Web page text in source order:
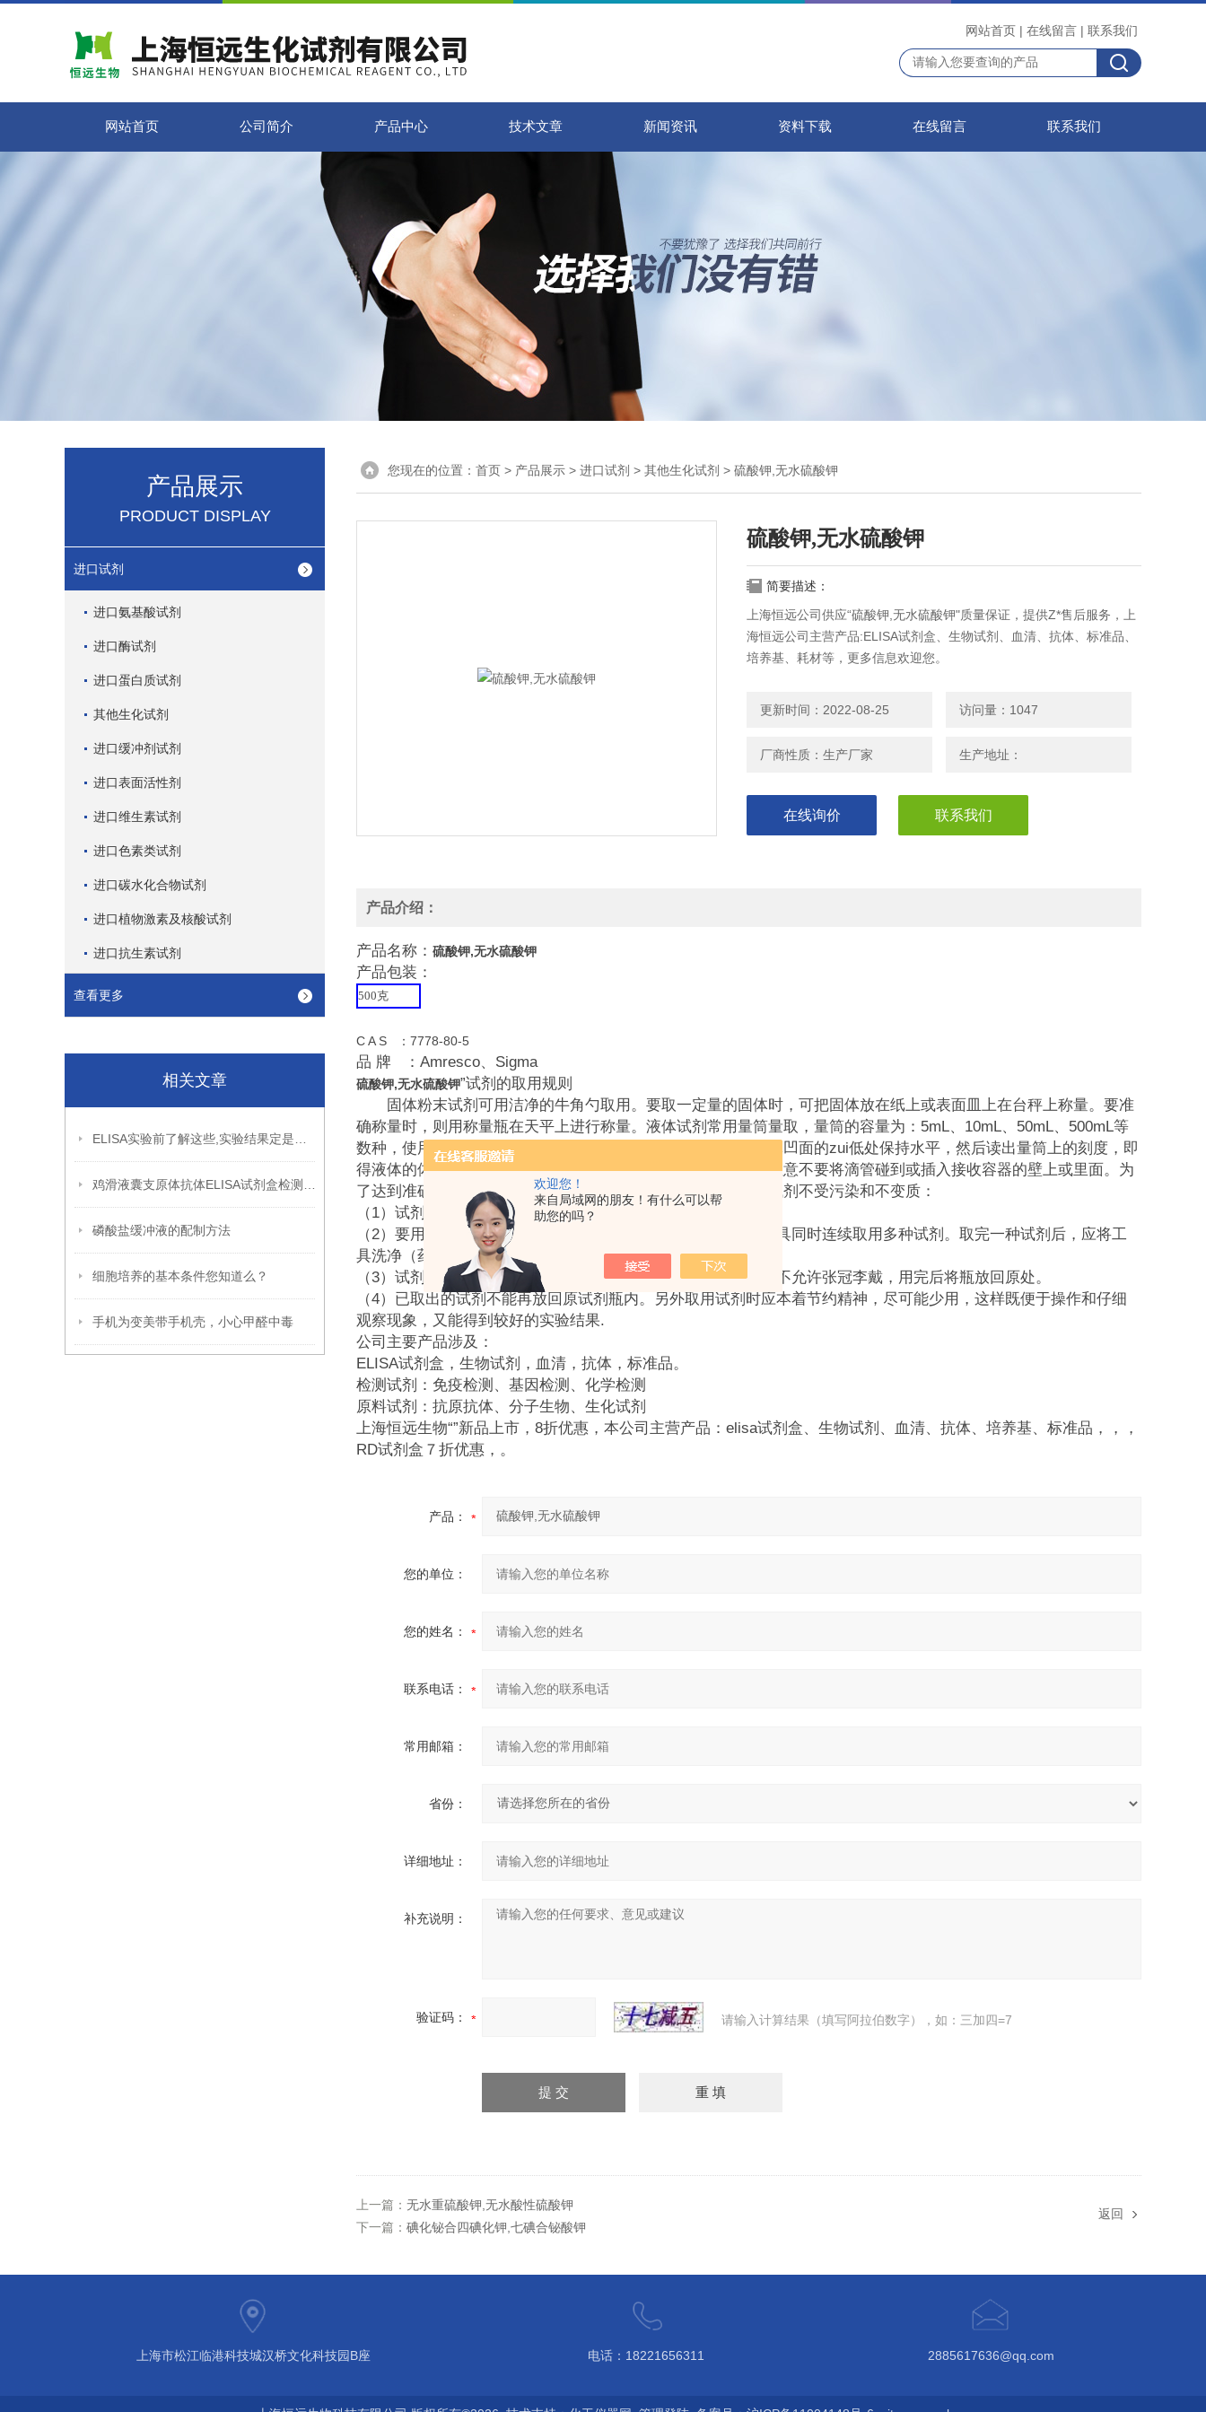
欢迎您！
来自局域网的朋友！有什么可以帮
助您的吗？
网站首页 | 在线留言 | 联系我们
网站首页 公司简介 产品中心 技术文章 新闻资讯 资料下载 在线留言 联系我们
产品展示
PRODUCT DISPLAY
进口试剂
进口氨基酸试剂
进口酶试剂
进口蛋白质试剂
其他生化试剂
进口缓冲剂试剂
进口表面活性剂
进口维生素试剂
进口色素类试剂
进口碳水化合物试剂
进口植物激素及核酸试剂
进口抗生素试剂
查看更多
相关文章
磷酸盐缓冲液的配制方法
细胞培养的基本条件您知道么？
手机为变美带手机壳，小心甲醛中毒
您现在的位置： 首页 > 产品展示 > 进口试剂 > 其他生化试剂 > 硫酸钾,无水硫酸钾
硫酸钾,无水硫酸钾
简要描述：
上海恒远公司供应“硫酸钾,无水硫酸钾"质量保证，提供Z*售后服务，上
海恒远公司主营产品:ELISA试剂盒、生物试剂、血清、抗体、标准品、
培养基、耗材等，更多信息欢迎您。
更新时间：2022-08-25 访问量：1047
厂商性质：生产厂家 生产地址：
在线询价 联系我们
产品介绍：
产品名称： 硫酸钾,无水硫酸钾
产品包装：
500克
C A S ：7778-80-5
品 牌 ：Amresco、Sigma
硫酸钾,无水硫酸钾”试剂的取用规则
固体粉末试剂可用洁净的牛角勺取用。要取一定量的固体时，可把固体放在纸上或表面皿上在台秤上称量。要准
确称量时，则用称量瓶在天平上进行称量。液体试剂常用量筒量取，量筒的容量为：5mL、10mL、50mL、500mL等
数种，使用时要把量取的液体注入量筒中，使视线与量筒内液体凹面的zui低处保持水平，然后读出量筒上的刻度，即
得液体的体积。如需少量液体试剂则可用滴管取用，取用时应注意不要将滴管碰到或插入接收容器的壁上或里面。为
了达到准确的实验结果，取用试剂时应遵守以下规则，以保证试剂不受污染和不变质：
（1）试剂不能与手接触。
（2）要用洁净的药勺，量筒或滴管取用试剂，不准用同一种工具同时连续取用多种试剂。取完一种试剂后，应将工
具洗净（药勺要擦干）后，方可取用另一种试剂。
（3）试剂取用后一定要将瓶塞盖紧，不可放错瓶盖和滴管，绝不允许张冠李戴，用完后将瓶放回原处。
（4）已取出的试剂不能再放回原试剂瓶内。另外取用试剂时应本着节约精神，尽可能少用，这样既便于操作和仔细
观察现象，又能得到较好的实验结果.
公司主要产品涉及：
ELISA试剂盒，生物试剂，血清，抗体，标准品。
检测试剂：免疫检测、基因检测、化学检测
原料试剂：抗原抗体、分子生物、生化试剂
上海恒远生物“”新品上市，8折优惠，本公司主营产品：elisa试剂盒、生物试剂、血清、抗体、培养基、标准品，，，
RD试剂盒７折优惠，。
产品：
您的单位：
您的姓名：
联系电话：
常用邮箱：
省份：
详细地址：
补充说明：
验证码： 请输入计算结果（填写阿拉伯数字），如：三加四=7
上一篇： 无水重硫酸钾,无水酸性硫酸钾
下一篇： 碘化铋合四碘化钾,七碘合铋酸钾
返回
上海市松江临港科技城汉桥文化科技园B座 电话：18221656311 2885617636@qq.com